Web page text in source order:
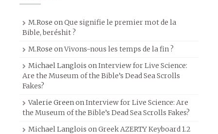
M.Rose onQue signifie le premier mot de la
Bible, beréshit ?
M.Rose onVivons-nous les temps de la fin ?
Michael Langlois onInterview for Live Science:
Are the Museum of the Bible’s Dead Sea Scrolls
Fakes?
Valerie GreenonInterview for Live Science: Are
the Museum of the Bible’s Dead Sea Scrolls Fakes?
Michael Langlois onGreek AZERTY Keyboard 1.2